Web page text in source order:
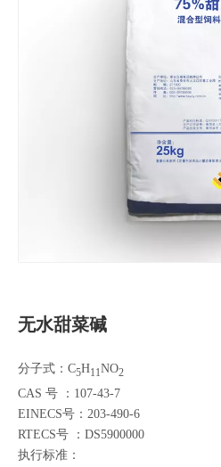
无水甜菜碱
分子式：C5H11NO2
CAS 号 ：107-43-7
EINECS号：203-490-6
RTECS号 ：DS5900000
执行标准：